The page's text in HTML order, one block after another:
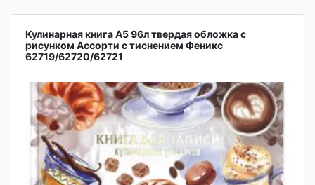
Кулинарная книга А5 96л твердая обложка с
рисунком Ассорти с тиснением Феникс
62719/62720/62721